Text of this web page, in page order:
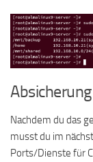
Nachdem du das
musst du im
Ports/Dienste für